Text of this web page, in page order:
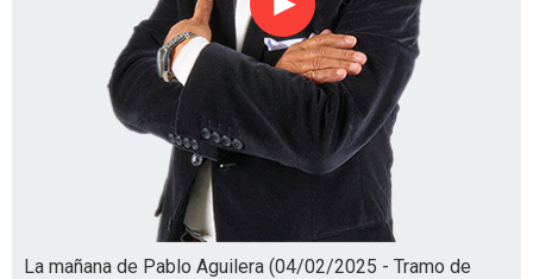
Reproducir
La mañana de Pablo Aguilera (04/02/2025 - Tramo de